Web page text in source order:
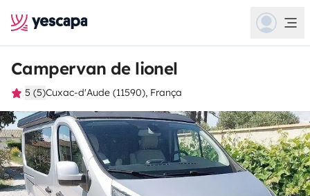
Campervan de lionel
5 (5)Cuxac-d'Aude (11590), França